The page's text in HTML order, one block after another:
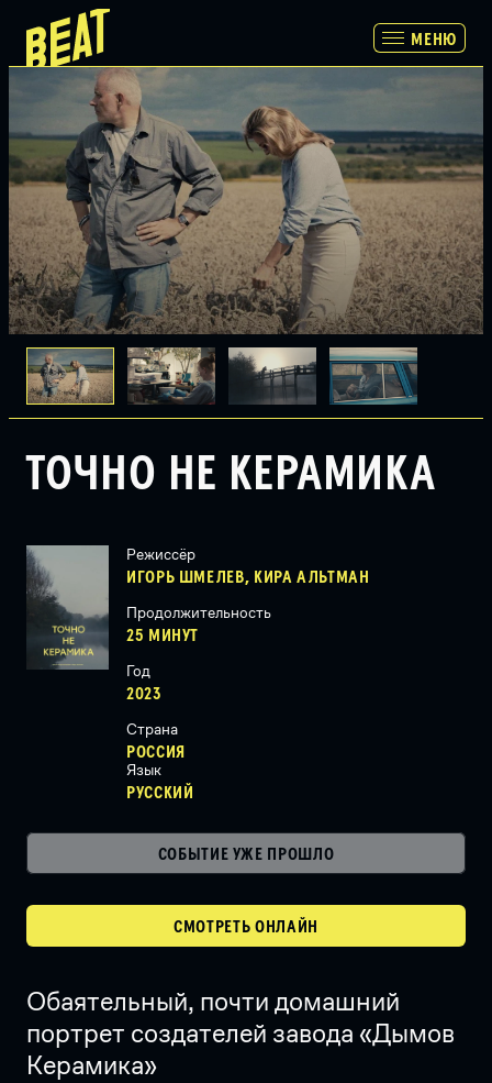
МЕНЮ
МЕНЮ
ПРОГРАММА
РАСПИСАНИЕ И БИЛЕТЫ
ПАРТНЕРАМ
О НАС
ТОЧНО НЕ КЕРАМИКА
Режиссёр
ИГОРЬ ШМЕЛЕВ, КИРА АЛЬТМАН
Продолжительность
25 МИНУТ
Год
2023
Страна
РОССИЯ
Язык
РУССКИЙ
СОБЫТИЕ УЖЕ ПРОШЛО
СМОТРЕТЬ ОНЛАЙН
Обаятельный, почти домашний
портрет создателей завода «Дымов
Керамика»